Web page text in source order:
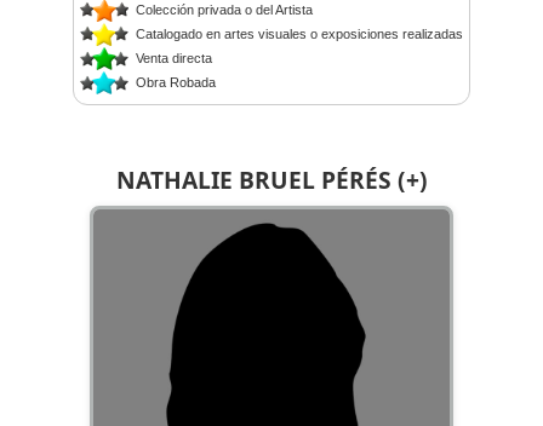
NATHALIE BRUEL PÉRÉS (+)
Colección privada o del Artista
Catalogado en artes visuales o exposiciones realizadas
Venta directa
Obra Robada